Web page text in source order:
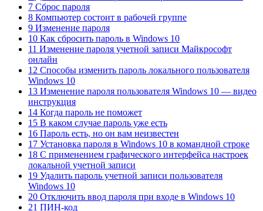
7 Сброс пароля
8 Компьютер состоит в рабочей группе
9 Изменение пароля
10 Как сбросить пароль в Windows 10
11 Изменение пароля учетной записи Майкрософт
онлайн
12 Способы изменить пароль локального пользователя
Windows 10
13 Изменение пароля пользователя Windows 10 — видео
инструкция
14 Когда пароль не поможет
15 В каком случае пароль уже есть
16 Пароль есть, но он вам неизвестен
17 Установка пароля в Windows 10 в командной строке
18 С применением графического интерфейса настроек
локальной учетной записи
19 Удалить пароль учетной записи пользователя
Windows 10
20 Отключить ввод пароля при входе в Windows 10
21 ПИН-код